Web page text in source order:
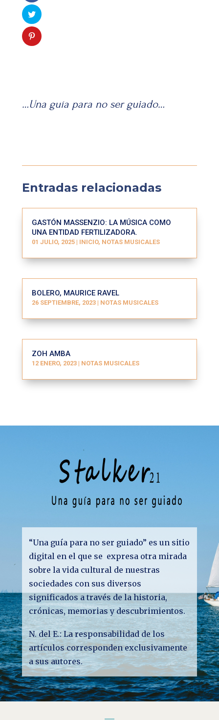
…Una guía para no ser guiado…
Entradas relacionadas
GASTÓN MASSENZIO: LA MÚSICA COMO
UNA ENTIDAD FERTILIZADORA.
01 JULIO, 2025| INICIO, NOTAS MUSICALES
BOLERO, MAURICE RAVEL
26 SEPTIEMBRE, 2023| NOTAS MUSICALES
ZOH AMBA
12 ENERO, 2023| NOTAS MUSICALES
“Una guía para no ser guiado” es un sitio
digital en el que se expresa otra mirada
sobre la vida cultural de nuestras
sociedades con sus diversos
significados a través de la historia,
crónicas, memorias y descubrimientos.
N. del E.: La responsabilidad de los
artículos corresponden exclusivamente
a sus autores.